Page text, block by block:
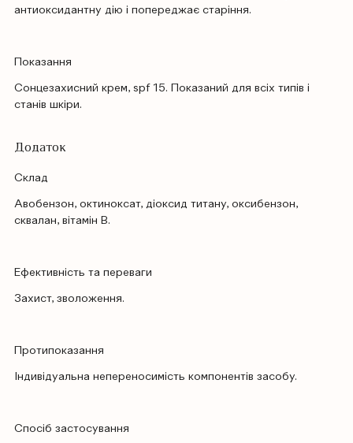
антиоксидантну дію і попереджає старіння.
Показання
Сонцезахисний крем, spf 15. Показаний для всіх типів і
станів шкіри.
Додаток
Cклад
Авобензон, октиноксат, діоксид титану, оксибензон,
сквалан, вітамін В.
Ефективність та переваги
Захист, зволоження.
Протипоказання
Індивідуальна непереносимість компонентів засобу.
Спосіб застосування